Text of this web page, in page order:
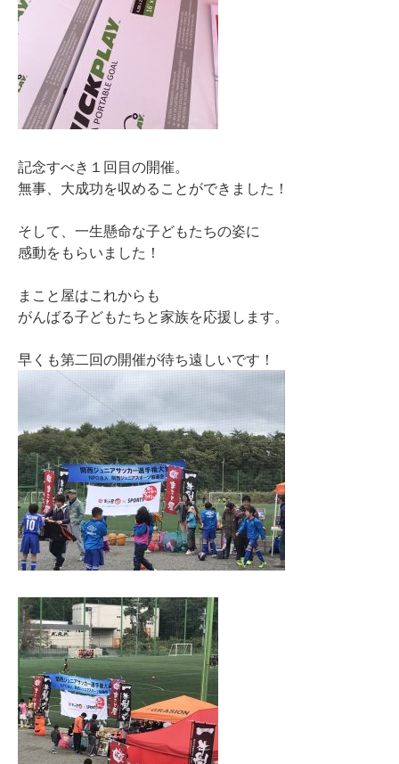
記念すべき１回目の開催。
無事、大成功を収めることができました！
そして、一生懸命な子どもたちの姿に
感動をもらいました！
まこと屋はこれからも
がんばる子どもたちと家族を応援します。
早くも第二回の開催が待ち遠しいです！